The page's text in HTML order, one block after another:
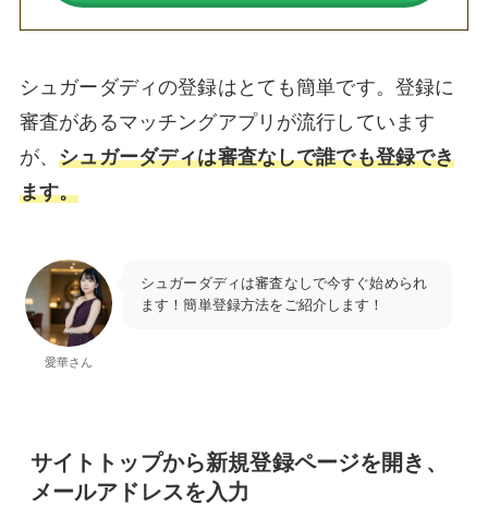
シュガーダディの登録はとても簡単です。登録に
審査があるマッチングアプリが流行しています
が、シュガーダディは審査なしで誰でも登録でき
ます。
愛華さん
シュガーダディは審査なしで今すぐ始められ
ます！簡単登録方法をご紹介します！
サイトトップから新規登録ページを開き、
メールアドレスを入力